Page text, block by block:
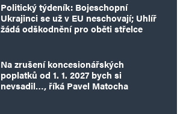
Politický týdeník: Bojeschopní
Ukrajinci se už v EU neschovají; Uhlíř
žádá odškodnění pro oběti střelce
Na zrušení koncesionářských
poplatků od 1. 1. 2027 bych si
nevsadil…, říká Pavel Matocha